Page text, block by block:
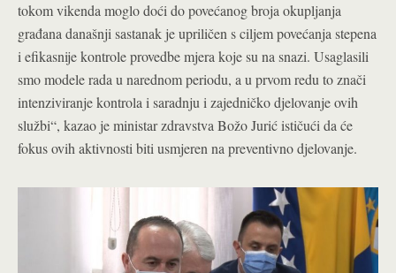
tokom vikenda moglo doći do povećanog broja okupljanja
građana današnji sastanak je upriličen s ciljem povećanja stepena
i efikasnije kontrole provedbe mjera koje su na snazi. Usaglasili
smo modele rada u narednom periodu, a u prvom redu to znači
intenziviranje kontrola i saradnju i zajedničko djelovanje ovih
službi“, kazao je ministar zdravstva Božo Jurić ističući da će
fokus ovih aktivnosti biti usmjeren na preventivno djelovanje.